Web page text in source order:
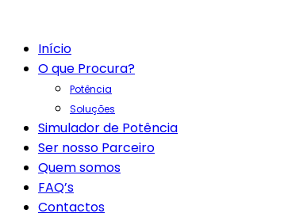
Início
O que Procura?
Potência
Soluções
Simulador de Potência
Ser nosso Parceiro
Quem somos
FAQ’s
Contactos